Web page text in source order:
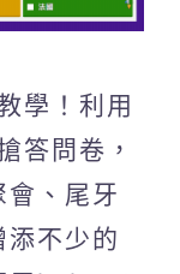
學！利用
答問卷，
、尾牙
不少的